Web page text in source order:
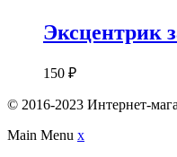
Эксцентрик
150 ₽
© 2016-2023 Интернет-
Main Menu x